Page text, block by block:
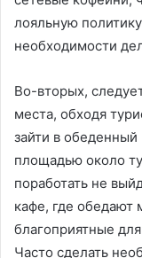
лояльную
необходимости
Во-вторых,
места, обходя
зайти в
площадью около
поработать не
кафе, где обедают
благоприятные
Часто сделать